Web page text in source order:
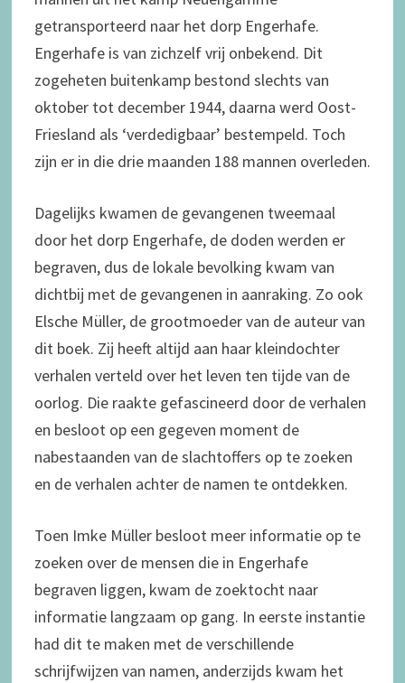
getransporteerd naar het dorp Engerhafe.
Engerhafe is van zichzelf vrij onbekend. Dit
zogeheten buitenkamp bestond slechts van
oktober tot december 1944, daarna werd Oost-
Friesland als ‘verdedigbaar’ bestempeld. Toch
zijn er in die drie maanden 188 mannen overleden.
Dagelijks kwamen de gevangenen tweemaal
door het dorp Engerhafe, de doden werden er
begraven, dus de lokale bevolking kwam van
dichtbij met de gevangenen in aanraking. Zo ook
Elsche Müller, de grootmoeder van de auteur van
dit boek. Zij heeft altijd aan haar kleindochter
verhalen verteld over het leven ten tijde van de
oorlog. Die raakte gefascineerd door de verhalen
en besloot op een gegeven moment de
nabestaanden van de slachtoffers op te zoeken
en de verhalen achter de namen te ontdekken.
Toen Imke Müller besloot meer informatie op te
zoeken over de mensen die in Engerhafe
begraven liggen, kwam de zoektocht naar
informatie langzaam op gang. In eerste instantie
had dit te maken met de verschillende
schrijfwijzen van namen, anderzijds kwam het